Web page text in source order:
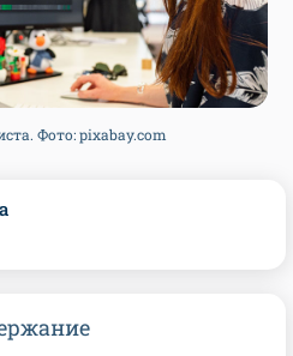
Фото: pixabay.com